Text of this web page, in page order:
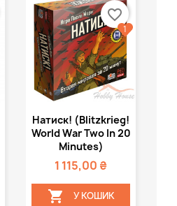
Швидкий
перегляд
Натиск! (Blitzkrieg!
World War Two In 20
Minutes)
1 115,00 ₴
 У КОШИК
favorite_border
1